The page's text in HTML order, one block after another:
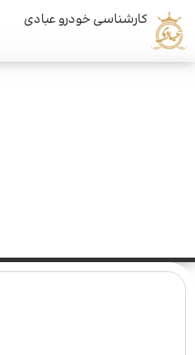
کارشناسی خودرو عبادی